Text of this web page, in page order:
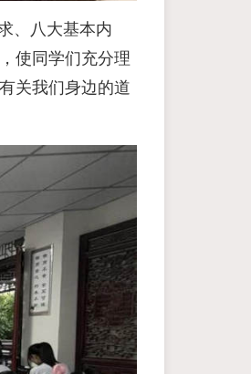
、八大基本内
使同学们充分理
关我们身边的道